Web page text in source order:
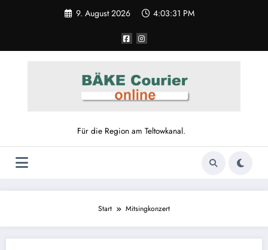
9. August 2026 4:03:31 PM
Für die Region am Teltowkanal.
Start Mitsingkonzert